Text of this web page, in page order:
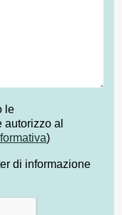
le
autorizzo al
)
di informazione